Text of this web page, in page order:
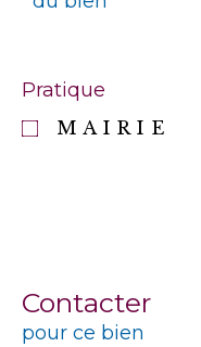
Pratique
MAIRIE
Contacter
pour ce bien